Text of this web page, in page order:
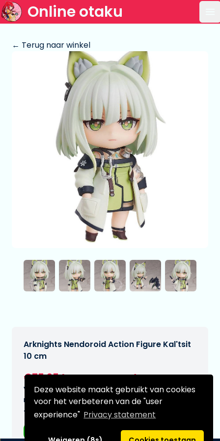
Deze website maakt gebruikt van cookies
voor het verbeteren van de "user
experience" Privacy statement
Online otaku
← Terug naar winkel
Arknights Nendoroid Action Figure Kal'tsit
10 cm
€75,95
Verwachtte leverdatum:
n.v.t.
Type: